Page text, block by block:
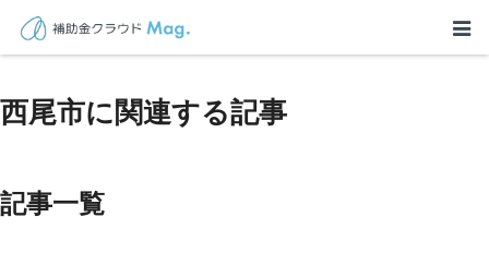
TOP > 補助金・助成金詳細>愛知県
西尾市に関連する記事
記事一覧